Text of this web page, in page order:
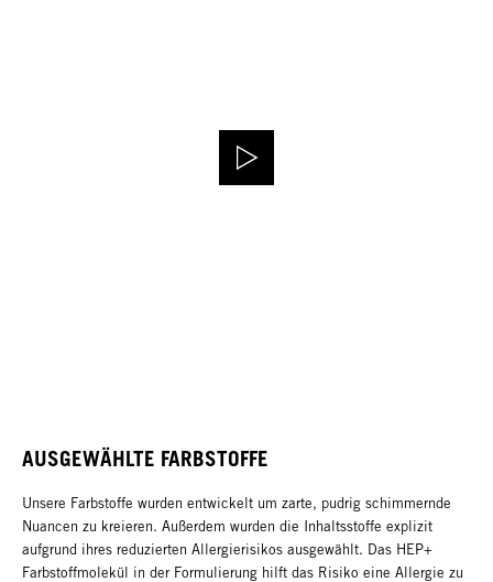
AUSGEWÄHLTE FARBSTOFFE
Unsere Farbstoffe wurden entwickelt um zarte, pudrig schimmernde
Nuancen zu kreieren. Außerdem wurden die Inhaltsstoffe explizit
aufgrund ihres reduzierten Allergierisikos ausgewählt. Das HEP+
Farbstoffmolekül in der Formulierung hilft das Risiko eine Allergie zu